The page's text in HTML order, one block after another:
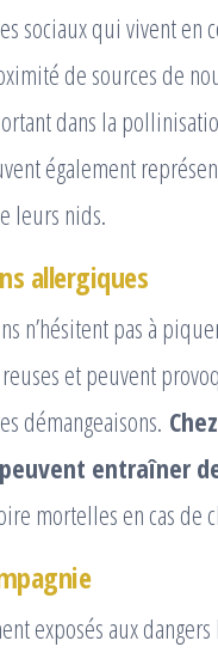
sociaux qui vivent en
de sources de
dans la
également
leurs nids.
allergiques
n’hésitent pas à
et peuvent
démangeaisons.
entraîner
mortelles en cas de
exposés aux